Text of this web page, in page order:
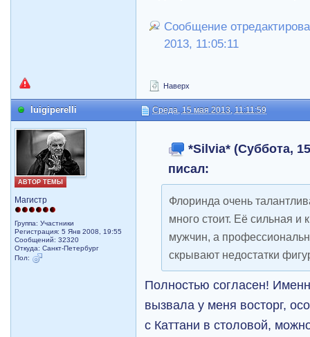
Сообщение
2013, 11:05:11
Наверх
luigiperelli Среда, 15 мая 2013, 11:11:59
АВТОР ТЕМЫ
Магистр
Группа: Участники
Регистрация: 5 Янв 2008, 19:55
Сообщений: 32320
Откуда: Санкт-Петербург
Пол:
*Silvia* (Суббота,
писал:
Флоринда очень
много стоит. Её сильная и
мужчин, а
скрывают недостатки
Полностью согласен!
вызвала у меня восторг,
с Каттани в столовой,